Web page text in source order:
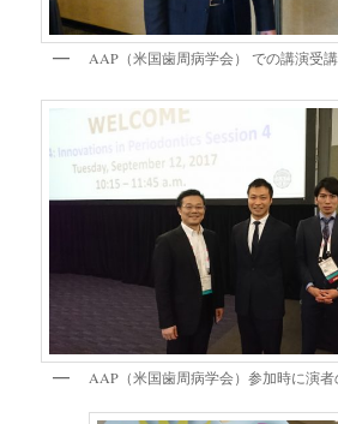
AAP（米国歯周病学会） での講演受講
AAP（米国歯周病学会）参加時に演